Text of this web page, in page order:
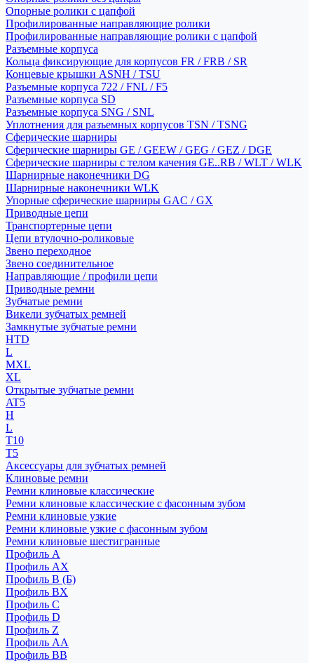
Опорные ролики с цапфой
Профилированные направляющие ролики
Профилированные направляющие ролики с цапфой
Разъемные корпуса
Кольца фиксирующие для корпусов FR / FRB / SR
Концевые крышки ASNH / TSU
Разъемные корпуса 722 / FNL / F5
Разъемные корпуса SD
Разъемные корпуса SNG / SNL
Уплотнения для разъемных корпусов TSN / TSNG
Сферические шарниры
Сферические шарниры GE / GEEW / GEG / GEZ / DGE
Сферические шарниры с телом качения GE..RB / WLT / WLK
Шарнирные наконечники DG
Шарнирные наконечники WLK
Упорные сферические шарниры GAC / GX
Приводные цепи
Транспортерные цепи
Цепи втулочно-роликовые
Звено переходное
Звено соединительное
Направляющие / профили цепи
Приводные ремни
Зубчатые ремни
Викели зубчатых ремней
Замкнутые зубчатые ремни
HTD
L
MXL
XL
Открытые зубчатые ремни
AT5
H
L
T10
T5
Аксессуары для зубчатых ремней
Клиновые ремни
Ремни клиновые классические
Ремни клиновые классические с фасонным зубом
Ремни клиновые узкие
Ремни клиновые узкие с фасонным зубом
Ремни клиновые шестигранные
Профиль A
Профиль AX
Профиль B (Б)
Профиль BX
Профиль C
Профиль D
Профиль Z
Профиль АА
Профиль BB